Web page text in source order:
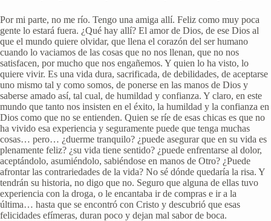
Por mi parte, no me río. Tengo una amiga allí. Feliz como muy poca
gente lo estará fuera. ¿Qué hay allí? El amor de Dios, de ese Dios al
que el mundo quiere olvidar, que llena el corazón del ser humano
cuando lo vaciamos de las cosas que no nos llenan, que no nos
satisfacen, por mucho que nos engañemos. Y quien lo ha visto, lo
quiere vivir. Es una vida dura, sacrificada, de debilidades, de aceptarse
uno mismo tal y como somos, de ponerse en las manos de Dios y
saberse amado así, tal cual, de humildad y confianza. Y claro, en este
mundo que tanto nos insisten en el éxito, la humildad y la confianza en
Dios como que no se entienden. Quien se ríe de esas chicas es que no
ha vivido esa experiencia y seguramente puede que tenga muchas
cosas… pero… ¿duerme tranquilo? ¿puede asegurar que en su vida es
plenamente feliz? ¿su vida tiene sentido? ¿puede enfrentarse al dolor,
aceptándolo, asumiéndolo, sabiéndose en manos de Otro? ¿Puede
afrontar las contrariedades de la vida? No sé dónde quedaría la risa. Y
tendrán su historia, no digo que no. Seguro que alguna de ellas tuvo
experiencia con la droga, o le encantaba ir de compras e ir a la
última… hasta que se encontró con Cristo y descubrió que esas
felicidades efímeras, duran poco y dejan mal sabor de boca.